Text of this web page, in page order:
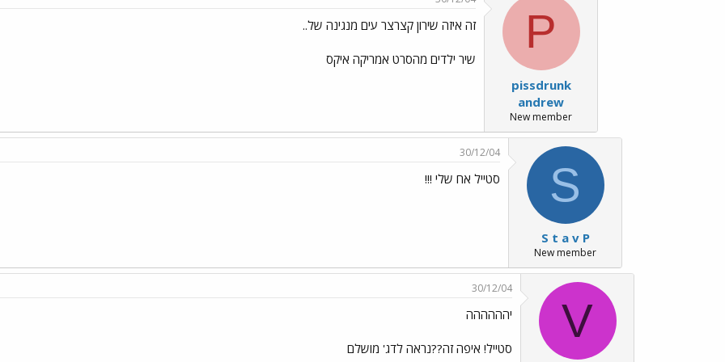
P
pissdrunk
andrew
New member
זה איזה שירון קצרצר עים מנגינה של..
שיר ילדים מהסרט אמריקה איקס
S
S t a v P
New member
30/12/04
סטייל אח שלי !!!
V
30/12/04
יהההההה
סטייל! איפה זה??נראה לדג' מושלם